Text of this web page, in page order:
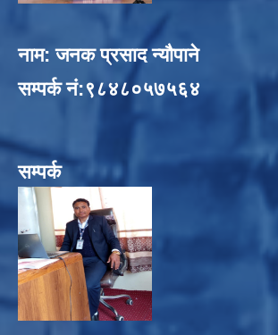
नाम: जनक प्रसाद न्यौपाने
सम्पर्क नं:९८४८०५७५६४
सम्पर्क